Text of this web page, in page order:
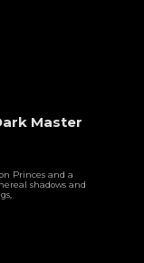
Master
Princes and a
shadows and